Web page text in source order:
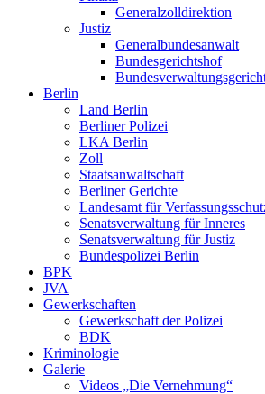
Generalzolldirektion
Justiz
Generalbundesanwalt
Bundesgerichtshof
Berlin
Land Berlin
Berliner Polizei
LKA Berlin
Zoll
Staatsanwaltschaft
Berliner Gerichte
Landesamt für
Senatsverwaltung für Inneres
Senatsverwaltung für Justiz
Bundespolizei Berlin
BPK
JVA
Gewerkschaften
Gewerkschaft der Polizei
BDK
Kriminologie
Galerie
Videos „Die Vernehmung“